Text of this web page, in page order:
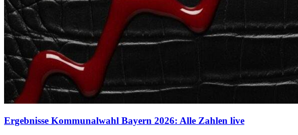
Ergebnisse Kommunalwahl Bayern 2026: Alle Zahlen live